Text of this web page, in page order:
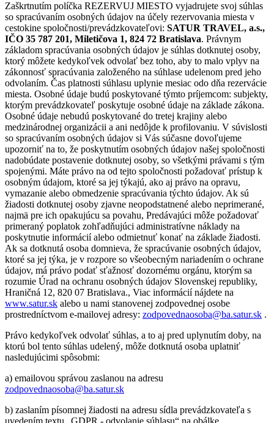
Zaškrtnutím políčka REZERVUJ MIESTO vyjadrujete svoj súhlas
so spracúvaním osobných údajov na účely rezervovania miesta v
cestokine spoločnosti/prevádzkovateľovi: SATUR TRAVEL, a.s.,
IČO 35 787 201, Miletičova 1, 824 72 Bratislava. Právnym
základom spracúvania osobných údajov je súhlas dotknutej osoby,
ktorý môžete kedykoľvek odvolať bez toho, aby to malo vplyv na
zákonnosť spracúvania založeného na súhlase udelenom pred jeho
odvolaním. Čas platnosti súhlasu uplynie mesiac odo dňa rezervácie
miesta. Osobné údaje budú poskytované týmto príjemcom: subjekty,
ktorým prevádzkovateľ poskytuje osobné údaje na základe zákona.
Osobné údaje nebudú poskytované do tretej krajiny alebo
medzinárodnej organizácii a ani nedôjde k profilovaniu. V súvislosti
so spracúvaním osobných údajov si Vás súčasne dovoľujeme
upozorniť na to, že poskytnutím osobných údajov našej spoločnosti
nadobúdate postavenie dotknutej osoby, so všetkými právami s tým
spojenými. Máte právo na od tejto spoločnosti požadovať prístup k
osobným údajom, ktoré sa jej týkajú, ako aj právo na opravu,
vymazanie alebo obmedzenie spracúvania týchto údajov. Ak sú
žiadosti dotknutej osoby zjavne neopodstatnené alebo neprimerané,
najmä pre ich opakujúcu sa povahu, Predávajúci môže požadovať
primeraný poplatok zohľadňujúci administratívne náklady na
poskytnutie informácií alebo odmietnuť konať na základe žiadosti.
Ak sa dotknutá osoba domnieva, že spracúvanie osobných údajov,
ktoré sa jej týka, je v rozpore so všeobecným nariadením o ochrane
údajov, má právo podať sťažnosť dozornému orgánu, ktorým sa
rozumie Úrad na ochranu osobných údajov Slovenskej republiky,
Hraničná 12, 820 07 Bratislava., Viac informácií nájdete na
www.satur.sk alebo u nami stanovenej zodpovednej osobe
prostredníctvom e-mailovej adresy: zodpovednaosoba@ba.satur.sk .
Právo kedykoľvek odvolať súhlas, a to aj pred uplynutím doby, na
ktorú bol tento súhlas udelený, môže dotknutá osoba uplatniť
nasledujúcimi spôsobmi:
a) emailovou správou zaslanou na adresu
zodpovednaosoba@ba.satur.sk
b) zaslaním písomnej žiadosti na adresu sídla prevádzkovateľa s